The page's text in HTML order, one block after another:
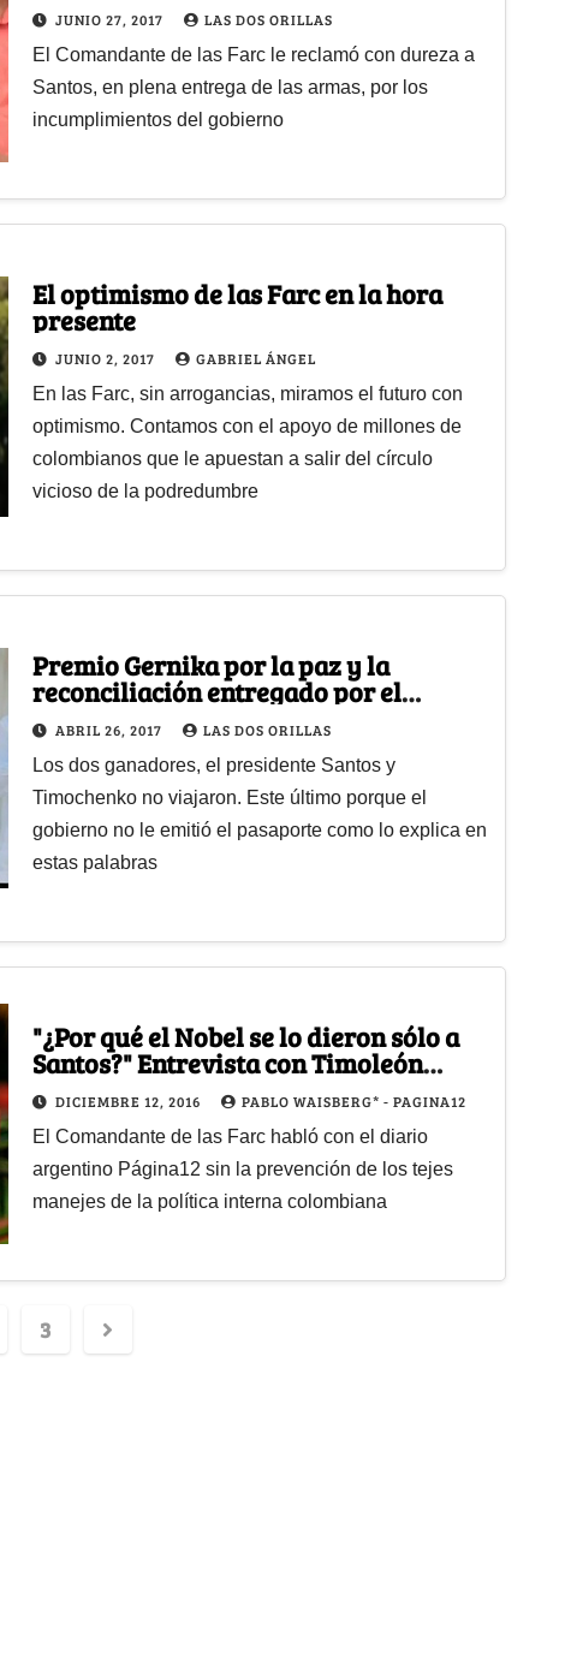
JUNIO 27, 2017 LAS DOS ORILLAS
El Comandante de las Farc le reclamó con dureza a
Santos, en plena entrega de las armas, por los
incumplimientos del gobierno
El optimismo de las Farc en la hora
presente
JUNIO 2, 2017 GABRIEL ÁNGEL
En las Farc, sin arrogancias, miramos el futuro con
optimismo. Contamos con el apoyo de millones de
colombianos que le apuestan a salir del círculo
vicioso de la podredumbre
Premio Gernika por la paz y la
reconciliación entregado por el
acuerdo de paz. Palabras de
Timochenko
ABRIL 26, 2017 LAS DOS ORILLAS
Los dos ganadores, el presidente Santos y
Timochenko no viajaron. Este último porque el
gobierno no le emitió el pasaporte como lo explica en
estas palabras
"¿Por qué el Nobel se lo dieron sólo a
Santos?" Entrevista con Timoleón
Jiménez
DICIEMBRE 12, 2016 PABLO WAISBERG* - PAGINA12
El Comandante de las Farc habló con el diario
argentino Página12 sin la prevención de los tejes
manejes de la política interna colombiana
3